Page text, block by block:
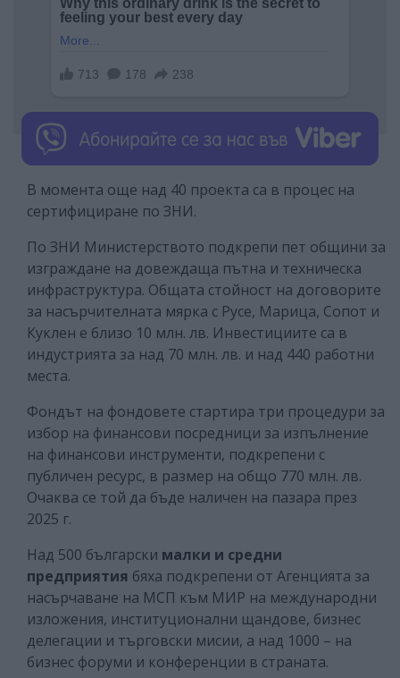
В момента още над 40 проекта са в процес на
сертифициране по ЗНИ.
По ЗНИ Министерството подкрепи пет общини за
изграждане на довеждаща пътна и техническа
инфраструктура. Общата стойност на договорите
за насърчителната мярка с Русе, Марица, Сопот и
Куклен е близо 10 млн. лв. Инвестициите са в
индустрията за над 70 млн. лв. и над 440 работни
места.
Фондът на фондовете стартира три процедури за
избор на финансови посредници за изпълнение
на финансови инструменти, подкрепени с
публичен ресурс, в размер на общо 770 млн. лв.
Очаква се той да бъде наличен на пазара през
2025 г.
Над 500 български малки и средни
предприятия бяха подкрепени от Агенцията за
насърчаване на МСП към МИР на международни
изложения, институционални щандове, бизнес
делегации и търговски мисии, а над 1000 – на
бизнес форуми и конференции в страната.